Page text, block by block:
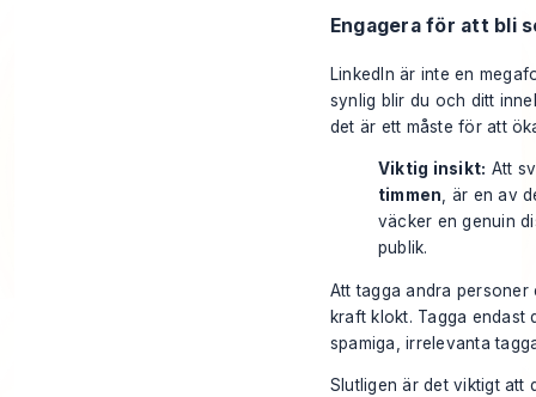
Engagera för att bli
LinkedIn är inte en
synlig blir du och ditt
det är ett måste för att
Viktig insikt: Att
timmen, är en av
väcker en genuin
publik.
Att tagga andra
kraft klokt. Tagga endast
spamiga, irrelevanta
Slutligen är det viktigt att